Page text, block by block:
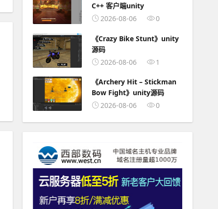
C++ 客户端unity
2026-08-06
0
《Crazy Bike Stunt》unity
源码
2026-08-06
1
《Archery Hit – Stickman
Bow Fight》unity源码
2026-08-06
0